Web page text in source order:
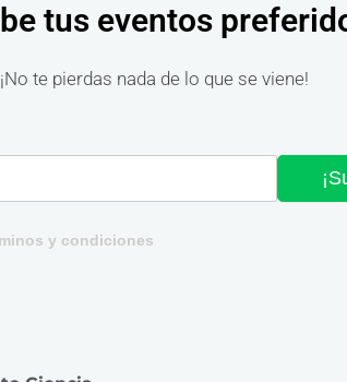
tus eventos
¡No te pierdas nada de lo que se viene!
y condiciones